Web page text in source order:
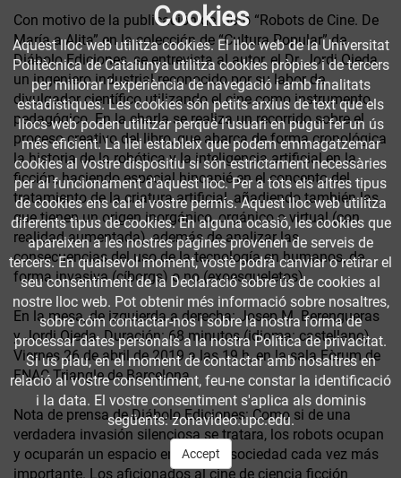
Con motivo de la publicación del libro “Robots de Cine. De
María a Alita” en la colección de “Cultura Popular” de
Diábolo Ediciones, se entrevista al autor, el Dr. Jordi Ojeda,
un ingeniero industrial reconocido por su labor de
divulgador científico utilizando el cine como instrumento
pedagógico. En la charla se realiza un recorrido sobre el
proceso creativo del libro, que abarca de forma cronológica
la historia de la robótica y la inteligencia artificial en la
ficción, haciendo especial hincapié en el concepto del
tratamiento de la criatura artificial, añadiendo también las
que tienen un origen inorgánico, orgánico o virtual (con
realidad aumentada), además de analizar las
consecuencias del uso de la tecnología en humanos, de
forma invasiva (cíborgs) o no (exoesqueletos).
En la mesa, de izquierda a derecha: Josep M. Berengueras
y Jordi Ojeda. Duración: 68 minutos (idioma: castellano).
Viernes 26 de abril de 2019 a las 19 h, en la sala Fòrum de
FNAC Triangle de Barcelona.
Nota de prensa de Diábolo Ediciones: Como si de una
verdadera invasión silenciosa se tratara, los robots ocupan
y ocuparán un espacio en nuestra sociedad cada vez más
importante. Los aficionados al cine de ciencia ficción
Cookies
Aquest lloc web utilitza cookies. El lloc web de la Universitat
Politècnica de Catalunya utilitza cookies pròpies i de tercers
per millorar l’experiència de navegació i amb finalitats
estadístiques. Les cookies són petits arxius de text que els
llocs web poden utilitzar perquè l’usuari en pugui fer un ús
més eficient. La llei estableix que podem emmagatzemar
cookies al vostre dispositiu si són estrictament necessàries
per al funcionament d'aquest lloc. Per a tots els altres tipus
de cookies ens cal el vostre permís. Aquest lloc web utilitza
diferents tipus de cookies. En alguna ocasió, les cookies que
apareixen a les nostres pàgines provenen de serveis de
tercers. En qualsevol moment, vostè podrà canviar o retirar el
seu consentiment de la Declaració sobre ús de cookies al
nostre lloc web. Pot obtenir més informació sobre nosaltres,
sobre cóm contactar-nos i sobre la nostra forma de
processar dates personals a la nostra Política de privacitat.
Si us plau, en el moment de contactar amb nosaltres en
relació al vostre consentiment, feu-ne constar la identificació
i la data. El vostre consentiment s'aplica als dominis
següents: zonavideo.upc.edu.
Accept